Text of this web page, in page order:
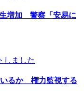
生増加 警察「安易に
しました
るか 権力監視する